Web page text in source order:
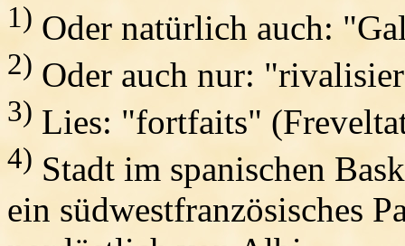
1) Oder natürlich auch:
2) Oder auch nur:
3) Lies: "fortfaits"
4) Stadt im spanischen
ein südwestfranzösisches